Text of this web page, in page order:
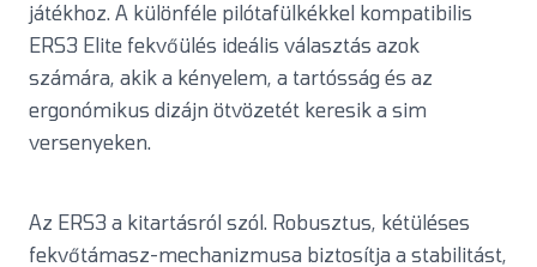
játékhoz. A különféle pilótafülkékkel kompatibilis
ERS3 Elite fekvőülés ideális választás azok
számára, akik a kényelem, a tartósság és az
ergonómikus dizájn ötvözetét keresik a sim
versenyeken.
Az ERS3 a kitartásról szól. Robusztus, kétüléses
fekvőtámasz-mechanizmusa biztosítja a stabilitást,